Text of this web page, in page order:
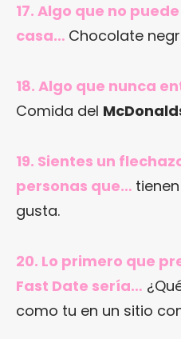
17. Algo que no
casa… Chocolate
18. Algo que nunca
Comida del
19. Sientes un
personas que…
gusta.
20. Lo primero que
Fast Date sería…
como tu en un sitio